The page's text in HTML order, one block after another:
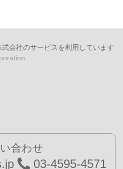
会社のサービスを利用しています
合わせ
03-4595-4571